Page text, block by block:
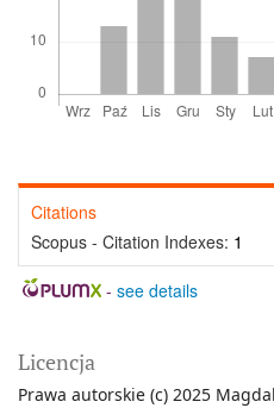
Citations
Scopus - Citation Indexes: 1
- see details
Licencja
Prawa autorskie (c) 2025